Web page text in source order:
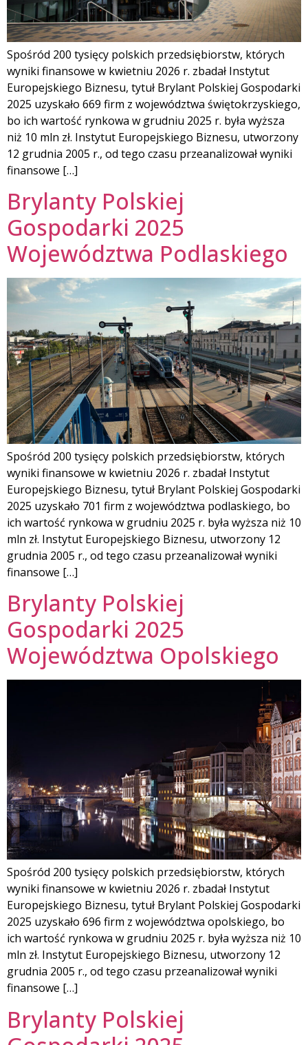
Spośród 200 tysięcy polskich przedsiębiorstw, których
wyniki finansowe w kwietniu 2026 r. zbadał Instytut
Europejskiego Biznesu, tytuł Brylant Polskiej Gospodarki
2025 uzyskało 669 firm z województwa świętokrzyskiego,
bo ich wartość rynkowa w grudniu 2025 r. była wyższa
niż 10 mln zł. Instytut Europejskiego Biznesu, utworzony
12 grudnia 2005 r., od tego czasu przeanalizował wyniki
finansowe […]
Brylanty Polskiej
Gospodarki 2025
Województwa Podlaskiego
Spośród 200 tysięcy polskich przedsiębiorstw, których
wyniki finansowe w kwietniu 2026 r. zbadał Instytut
Europejskiego Biznesu, tytuł Brylant Polskiej Gospodarki
2025 uzyskało 701 firm z województwa podlaskiego, bo
ich wartość rynkowa w grudniu 2025 r. była wyższa niż 10
mln zł. Instytut Europejskiego Biznesu, utworzony 12
grudnia 2005 r., od tego czasu przeanalizował wyniki
finansowe […]
Brylanty Polskiej
Gospodarki 2025
Województwa Opolskiego
Spośród 200 tysięcy polskich przedsiębiorstw, których
wyniki finansowe w kwietniu 2026 r. zbadał Instytut
Europejskiego Biznesu, tytuł Brylant Polskiej Gospodarki
2025 uzyskało 696 firm z województwa opolskiego, bo
ich wartość rynkowa w grudniu 2025 r. była wyższa niż 10
mln zł. Instytut Europejskiego Biznesu, utworzony 12
grudnia 2005 r., od tego czasu przeanalizował wyniki
finansowe […]
Brylanty Polskiej